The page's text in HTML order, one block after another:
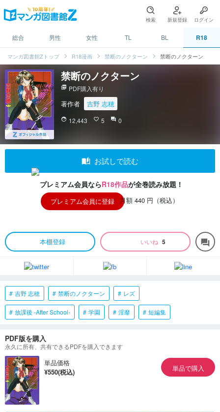
検索 新規登録 ログイン
総合 男性 女性 TL BL R18
マンガ図書館Zトップ R18漫画 禁断のノクターン 禁断のノクターン
禁断のノクターン
picture_as_pdf PDF購入有り
著作者 吉野 志穂
face 12,443 favorite_border 5 question_answer 0
auto_stories お試しで読む
プレミアム会員ならR18作品が全巻読み放題！
プレミアム会員に登録 月額 440 円（税込）
本棚登録 いいね 5 forum
吉野 志穂 禁断のノクターン レズ
放課後 -After School- 学園 淫靡 短編集
PDF版を購入
永久に所有、共有できるPDFを購入できます
単品価格
¥550(税込)
単品で購入